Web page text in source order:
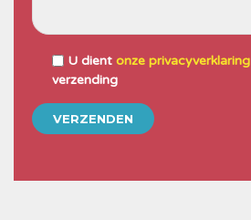
U dient onze privacyverklaring
verzending